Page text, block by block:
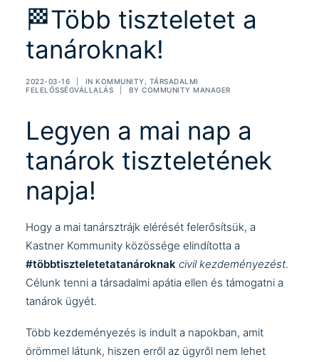
🏁Több tiszteletet a
tanároknak!
2022-03-16 IN KOMMUNITY
TÁRSADALMI
FELELŐSSÉGVÁLLALÁS
BY COMMUNITY MANAGER
Legyen a mai nap a
tanárok tiszteletének
napja!
Hogy a mai tanársztrájk elérését felerősítsük, a
Kastner Kommunity közössége elindította a
#többtiszteletetatanároknak civil kezdeményezést.
Célunk tenni a társadalmi apátia ellen és támogatni a
tanárok ügyét.
Több kezdeményezés is indult a napokban, amit
örömmel látunk, hiszen erről az ügyről nem lehet